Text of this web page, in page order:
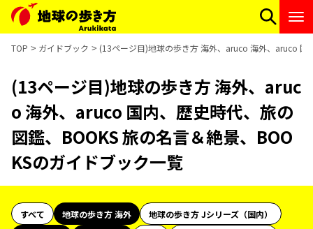
TOP ガイドブック (13ページ目)地球の歩き方 海外、aruco 海外、aruco 国
(13ページ目)地球の歩き方 海外、aruc
o 海外、aruco 国内、歴史時代、旅の
図鑑、BOOKS 旅の名言＆絶景、BOO
KSのガイドブック一覧
すべて 地球の歩き方 海外
地球の歩き方 Jシリーズ（国内）